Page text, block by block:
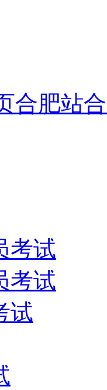
合肥站
考试
考试
试